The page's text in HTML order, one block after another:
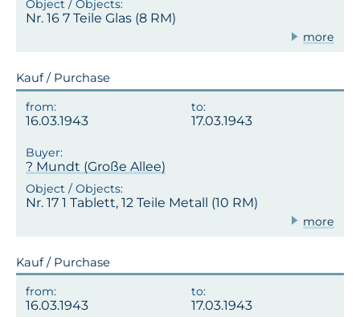
Nr. 16 7 Teile Glas (8 RM)
more
Kauf / Purchase
16.03.1943 17.03.1943
? Mundt (Große Allee)
Nr. 17 1 Tablett, 12 Teile Metall (10 RM)
more
Kauf / Purchase
16.03.1943 17.03.1943